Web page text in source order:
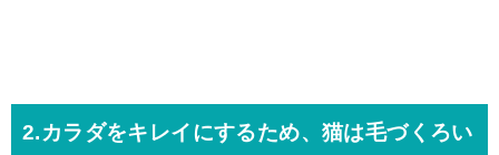
2.カラダをキレイにするため、猫は毛づくろい